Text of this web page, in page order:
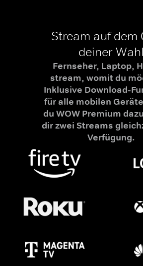
Stream auf dem
deiner Wahl
Fernseher, Laptop,
stream, womit du
Inklusive Download-
für alle mobilen
du WOW Premium
dir zwei Streams
Verfügung.